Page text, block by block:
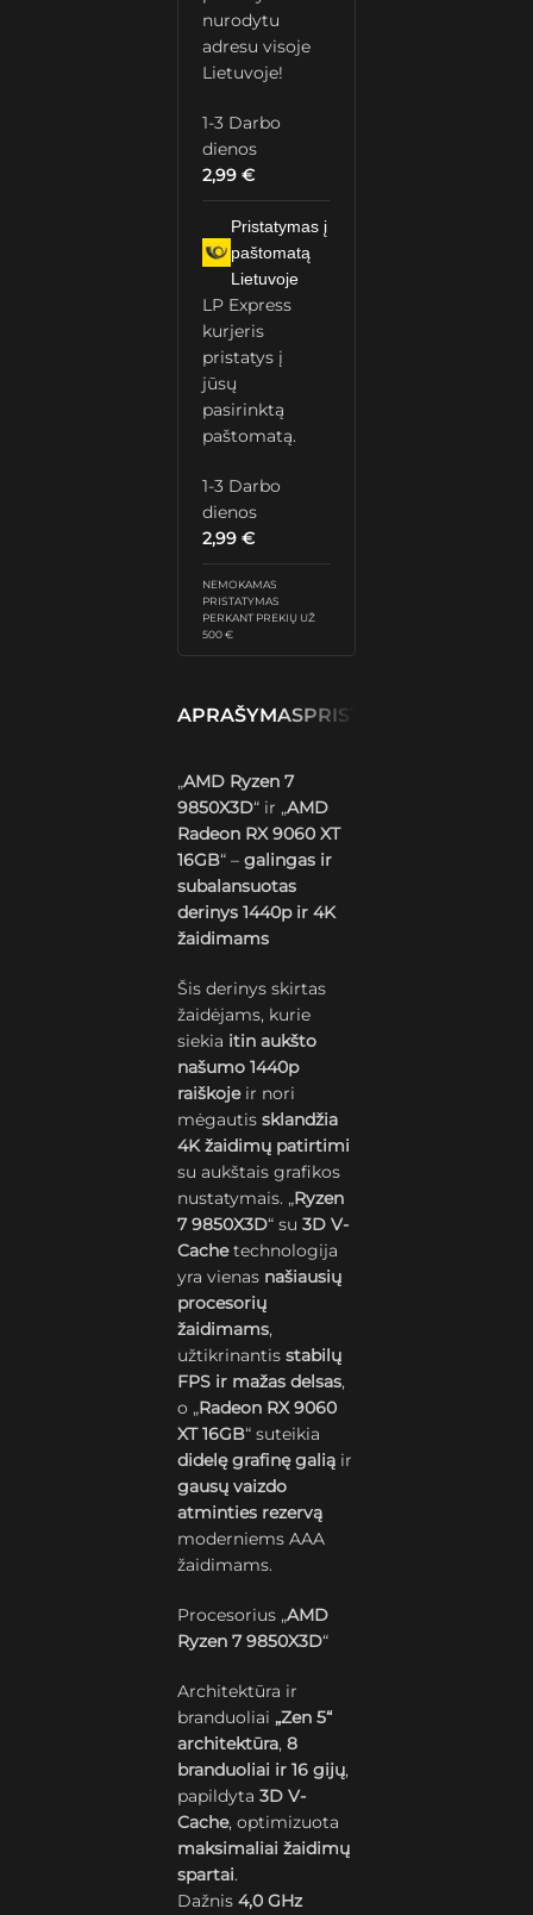
nurodytu
adresu visoje
Lietuvoje!
1-3 Darbo
dienos
2,99€
Pristatymas į
paštomatą
Lietuvoje
LP Express
kurjeris
pristatys į
jūsų
pasirinktą
paštomatą.
1-3 Darbo
dienos
2,99€
NEMOKAMAS
PRISTATYMAS
PERKANT PREKIŲ UŽ
500 €
APRAŠYMASPRISTATYMAS IR
„AMD Ryzen 7
9850X3D“ ir „AMD
Radeon RX 9060 XT
16GB“ –galingas ir
subalansuotas
derinys 1440p ir 4K
žaidimams
Šis derinys skirtas
žaidėjams, kurie
siekia itin aukšto
našumo 1440p
raiškojeir nori
mėgautissklandžia
4K žaidimų patirtimi
su aukštais grafikos
nustatymais. „Ryzen
7 9850X3D“ su3D V-
Cachetechnologija
yra vienas našiausių
procesorių
žaidimams,
užtikrinantisstabilų
FPS ir mažas delsas,
o „Radeon RX 9060
XT 16GB“ suteikia
didelę grafinę galią ir
gausų vaizdo
atminties rezervą
moderniems AAA
žaidimams.
Procesorius „AMD
Ryzen 7 9850X3D“
Architektūra ir
branduoliai „Zen 5“
architektūra,8
branduoliai ir 16 gijų,
papildyta3D V-
Cache, optimizuota
maksimaliai žaidimų
spartai.
Dažnis4,0 GHz